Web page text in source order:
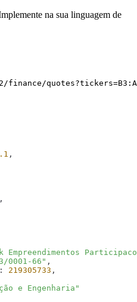
na sua linguagem de
finance/quotes?tickers=
Empreendimentos
0001-66"
: 219305733